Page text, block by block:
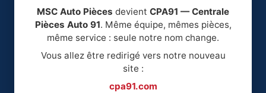
MSC Auto Pièces devient CPA91 — Centrale
Pièces Auto 91. Même équipe, mêmes pièces,
même service : seule notre nom change.
Vous allez être redirigé vers notre nouveau
site :
cpa91.com